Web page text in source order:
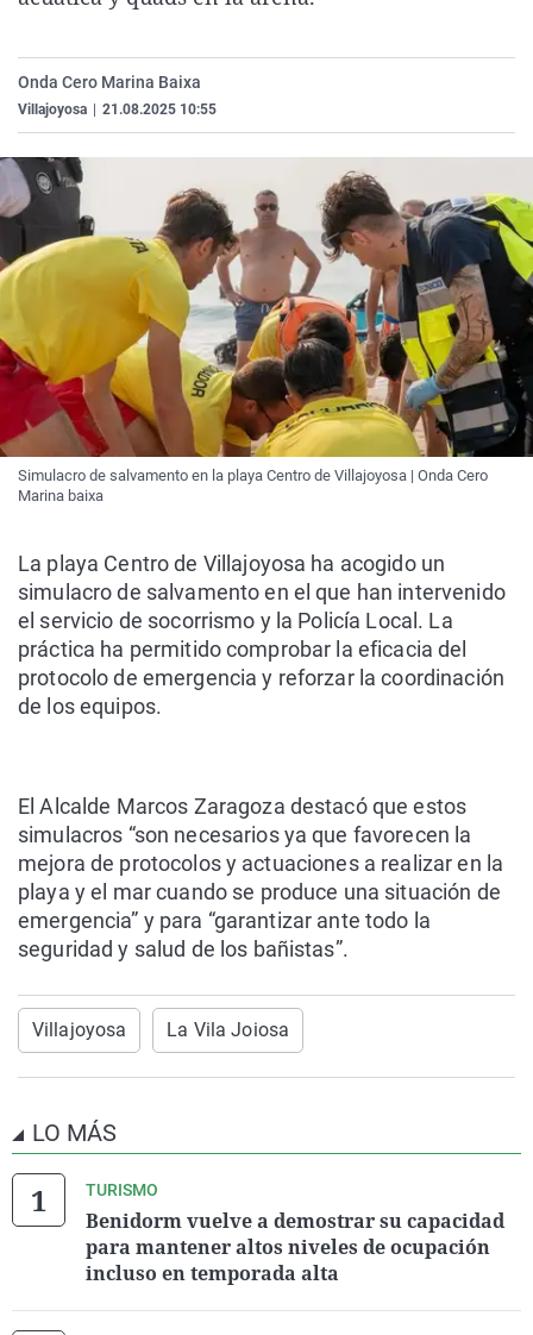
Gente viajera
Retornados
Galicia
País Vasco
Televisión
Onda Cero Marina Baixa
Villajoyosa 21.08.2025 10:55
Simulacro de salvamento en la playa Centro de Villajoyosa | Onda Cero
Marina baixa
La playa Centro de Villajoyosa ha acogido un
simulacro de salvamento en el que han intervenido
el servicio de socorrismo y la Policía Local. La
práctica ha permitido comprobar la eficacia del
protocolo de emergencia y reforzar la coordinación
de los equipos.
El Alcalde Marcos Zaragoza destacó que estos
simulacros “son necesarios ya que favorecen la
mejora de protocolos y actuaciones a realizar en la
playa y el mar cuando se produce una situación de
emergencia” y para “garantizar ante todo la
seguridad y salud de los bañistas”.
Villajoyosa La Vila Joiosa
LO MÁS
TURISMO
Benidorm vuelve a demostrar su capacidad
para mantener altos niveles de ocupación
incluso en temporada alta